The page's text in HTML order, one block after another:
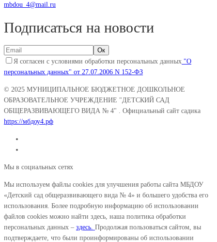
mbdou_4@mail.ru
Подписаться на новости
Я согласен с условиями обработки персональных данных "О
персональных данных" от 27.07.2006 N 152-ФЗ
© 2025 МУНИЦИПАЛЬНОЕ БЮДЖЕТНОЕ ДОШКОЛЬНОЕ
ОБРАЗОВАТЕЛЬНОЕ УЧРЕЖДЕНИЕ "ДЕТСКИЙ САД
ОБЩЕРАЗВИВАЮЩЕГО ВИДА № 4"
. Официальный сайт садика
https://мбдоу4.рф
Мы в социальных сетях
Мы используем файлы cookies для улучшения работы сайта МБДОУ
«Детский сад общеразвивающего вида № 4» и большего удобства его
использования. Более подробную информацию об использовании
файлов cookies можно найти здесь, наша политика обработки
персональных данных – здесь. Продолжая пользоваться сайтом, вы
подтверждаете, что были проинформированы об использовании